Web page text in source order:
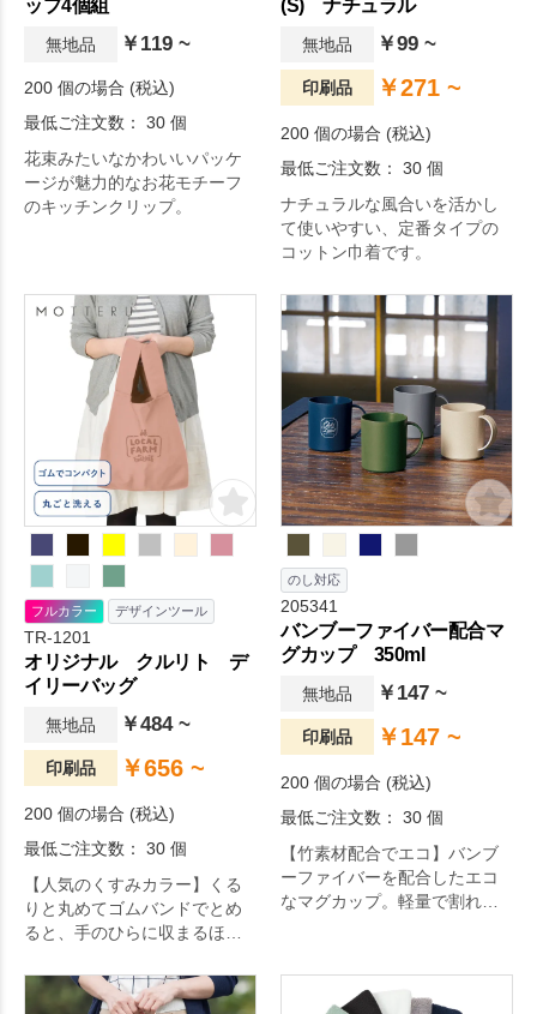
ップ4個組
無地品 ￥119 ~
200 個の場合 (税込)
最低ご注文数： 30 個
花束みたいなかわいいパッケ
ージが魅力的なお花モチーフ
のキッチンクリップ。
(S) ナチュラル
無地品 ￥99 ~
印刷品 ￥271 ~
200 個の場合 (税込)
最低ご注文数： 30 個
ナチュラルな風合いを活かし
て使いやすい、定番タイプの
コットン巾着です。
フルカラー デザインツール
TR-1201
オリジナル クルリト デ
イリーバッグ
無地品 ￥484 ~
印刷品 ￥656 ~
200 個の場合 (税込)
最低ご注文数： 30 個
【人気のくすみカラー】くる
りと丸めてゴムバンドでとめ
ると、手のひらに収まるほど
べるエコバッグです。
のし対応
205341
バンブーファイバー配合マ
グカップ 350ml
無地品 ￥147 ~
印刷品 ￥147 ~
200 個の場合 (税込)
最低ご注文数： 30 個
【竹素材配合でエコ】バンブ
ーファイバーを配合したエコ
なマグカップ。軽量で割れに
な質感と落ち着いたカラー展
開で、普段使いにもアウトド